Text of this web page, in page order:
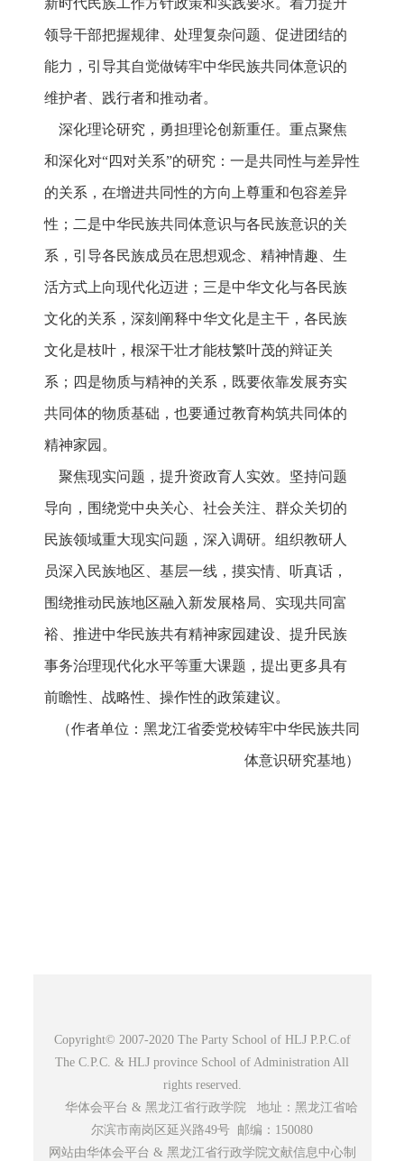
新时代民族工作方针政策和实践要求。着力提升
领导干部把握规律、处理复杂问题、促进团结的
能力，引导其自觉做铸牢中华民族共同体意识的
维护者、践行者和推动者。
深化理论研究，勇担理论创新重任。重点聚焦
和深化对“四对关系”的研究：一是共同性与差异性
的关系，在增进共同性的方向上尊重和包容差异
性；二是中华民族共同体意识与各民族意识的关
系，引导各民族成员在思想观念、精神情趣、生
活方式上向现代化迈进；三是中华文化与各民族
文化的关系，深刻阐释中华文化是主干，各民族
文化是枝叶，根深干壮才能枝繁叶茂的辩证关
系；四是物质与精神的关系，既要依靠发展夯实
共同体的物质基础，也要通过教育构筑共同体的
精神家园。
聚焦现实问题，提升资政育人实效。坚持问题
导向，围绕党中央关心、社会关注、群众关切的
民族领域重大现实问题，深入调研。组织教研人
员深入民族地区、基层一线，摸实情、听真话，
围绕推动民族地区融入新发展格局、实现共同富
裕、推进中华民族共有精神家园建设、提升民族
事务治理现代化水平等重大课题，提出更多具有
前瞻性、战略性、操作性的政策建议。
（作者单位：黑龙江省委党校铸牢中华民族共同
体意识研究基地）
Copyright© 2007-2020 The Party School of HLJ P.P.C.of
The C.P.C. & HLJ province School of Administration All
rights reserved.
华体会平台 & 黑龙江省行政学院 地址：黑龙江省哈
尔滨市南岗区延兴路49号 邮编：150080
网站由华体会平台 & 黑龙江省行政学院文献信息中心制